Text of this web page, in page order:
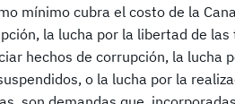
mínimo cubra el costo de la
la lucha por la libertad de
hechos de corrupción, la lucha
o la lucha por la